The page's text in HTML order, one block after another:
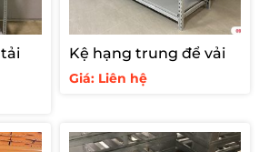
Kệ hạng trung để vải
Giá: Liên hệ